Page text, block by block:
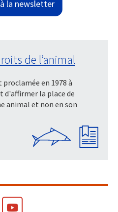
la newsletter
de l’animal
proclamée en 1978 à
d'affirmer la place de
animal et non en son